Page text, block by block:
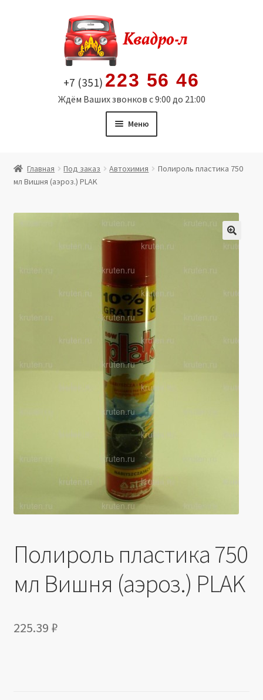
содержимому
+7 (351) 223 56 46
Ждём Ваших звонков с 9:00 до 21:00
Меню
Витрина
Мой аккаунт
Политика в отношении обработки персональных
Производители
Юридические данные
Главная Под заказ Автохимия
Полироль пластика 750
мл Вишня (аэроз.) PLAK
🔍
Полироль пластика 750
мл Вишня (аэроз.) PLAK
225.39 ₽